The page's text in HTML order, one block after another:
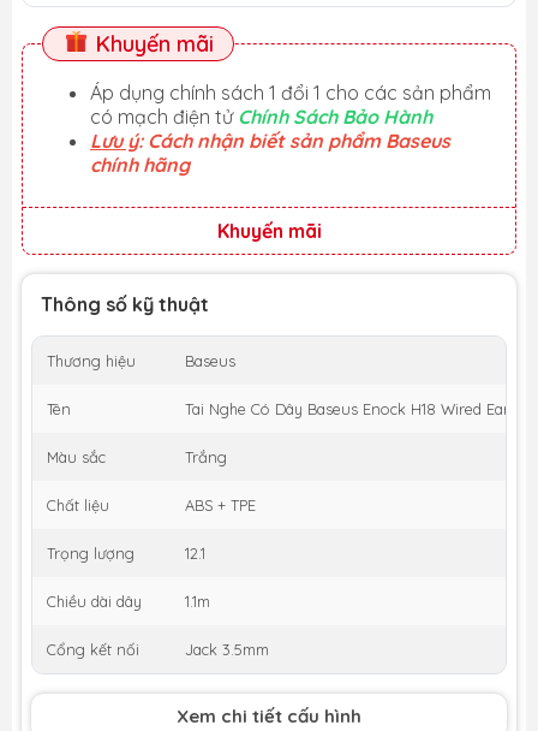
Khuyến mãi
Áp dụng chính sách 1 đổi 1 cho các sản phẩm
có mạch điện tử Chính Sách Bảo Hành
Lưu ý: Cách nhận biết sản phẩm Baseus
chính hãng
Khuyến mãi
Thông số kỹ thuật
Thương hiệu Baseus
Tên Tai Nghe Có Dây Baseus Enock H18 Wired
Màu sắc Trắng
Chất liệu ABS + TPE
Trọng lượng 12.1
Chiều dài dây 1.1m
Cổng kết nối Jack 3.5mm
Xem chi tiết cấu hình